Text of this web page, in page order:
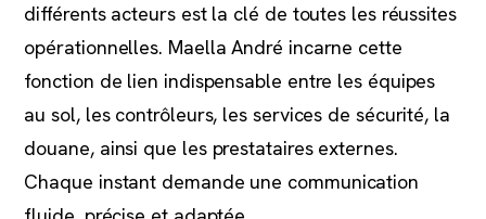
différents acteurs est la clé de toutes les réussites
opérationnelles. Maella André incarne cette
fonction de lien indispensable entre les équipes
au sol, les contrôleurs, les services de sécurité, la
douane, ainsi que les prestataires externes.
Chaque instant demande une communication